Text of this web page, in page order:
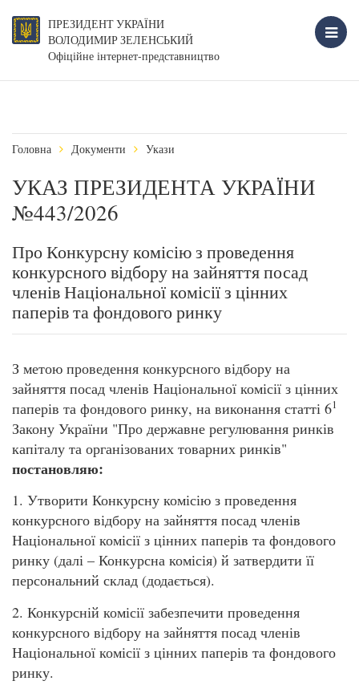
ПРЕЗИДЕНТ УКРАЇНИ
ВОЛОДИМИР ЗЕЛЕНСЬКИЙ
Офіційне інтернет-представництво
Головна Документи Укази
УКАЗ ПРЕЗИДЕНТА УКРАЇНИ
№443/2026
Про Конкурсну комісію з проведення
конкурсного відбору на зайняття посад
членів Національної комісії з цінних
паперів та фондового ринку
З метою проведення конкурсного відбору на
зайняття посад членів Національної комісії з цінних
паперів та фондового ринку, на виконання статті 61
Закону України "Про державне регулювання ринків
капіталу та організованих товарних ринків"
постановляю:
1. Утворити Конкурсну комісію з проведення
конкурсного відбору на зайняття посад членів
Національної комісії з цінних паперів та фондового
ринку (далі – Конкурсна комісія) й затвердити її
персональний склад (додається).
2. Конкурсній комісії забезпечити проведення
конкурсного відбору на зайняття посад членів
Національної комісії з цінних паперів та фондового
ринку.